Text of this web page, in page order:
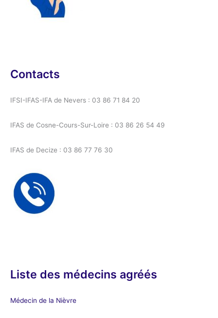
Contacts
IFSI-IFAS-IFA de Nevers : 03 86 71 84 20
IFAS de Cosne-Cours-Sur-Loire : 03 86 26 54 49
IFAS de Decize : 03 86 77 76 30
Liste des médecins agréés
Médecin de la Nièvre